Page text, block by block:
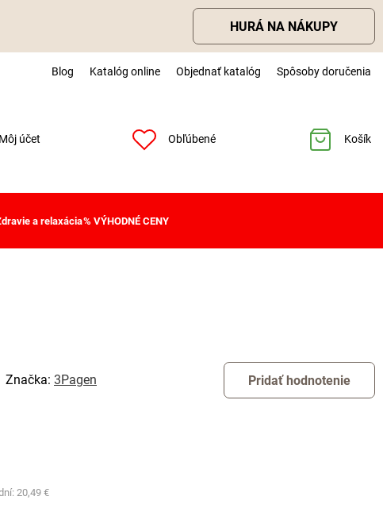
HURÁ NA NÁKUPY
Blog Katalóg online Objednať katalóg Spôsoby doručenia
Môj účet Obľúbené Košík
a relaxácia% VÝHODNÉ CENY
Značka: 3Pagen Pridať hodnotenie
20,49 €